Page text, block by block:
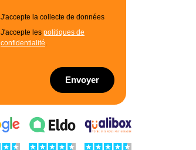
J'accepte la collecte de données
J'accepte les politiques de
confidentialité.
Envoyer